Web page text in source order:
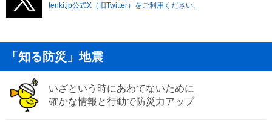
tenki.jp公式X（旧Twitter）をご利用ください。
「知る防災」地震
いざという時にあわてないために
確かな情報と行動で防災力アップ